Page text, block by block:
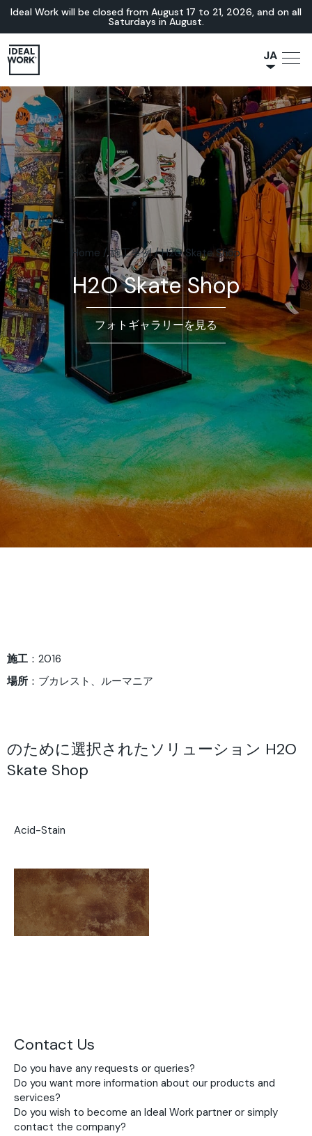
Ideal Work will be closed from August 17 to 21, 2026, and on all
Saturdays in August.
JA
IT
EN
DE
Home /施工事例/H2O Skate Shop
H2O Skate Shop
フォトギャラリーを見る
施工 ：2016
場所 ：ブカレスト、ルーマニア
のために選択されたソリューション H2O
Skate Shop
Acid-Stain
Contact Us
Do you have any requests or queries?
Do you want more information about our products and
services?
Do you wish to become an Ideal Work partner or simply
contact the company?